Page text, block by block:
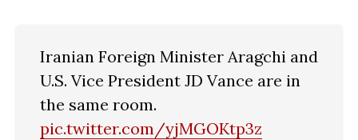
Iranian Foreign Minister Aragchi and
U.S. Vice President JD Vance are in
the same room.
pic.twitter.com/yjMGOKtp3z